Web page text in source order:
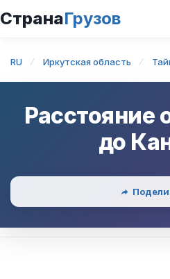
СтранаГрузов
RU Иркутская область
Расстояние
до